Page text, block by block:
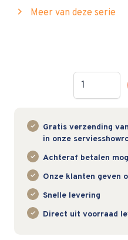
chevron_right Meer van deze serie
Hoeveelheid
Gratis verzending
in onze
Achteraf betalen
Onze klanten geven
Snelle levering
Direct uit voorraad